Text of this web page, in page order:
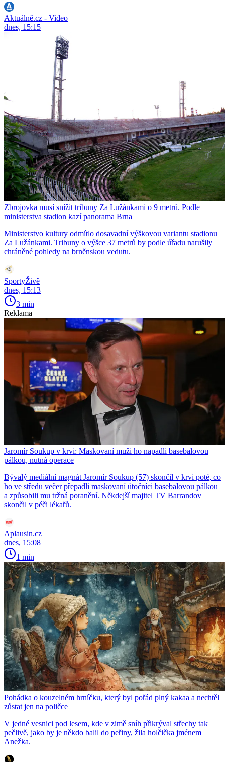
Aktuálně.cz - Video
dnes, 15:15
Zbrojovka musí snížit tribuny Za Lužánkami o 9 metrů. Podle
ministerstva stadion kazí panorama Brna
Ministerstvo kultury odmítlo dosavadní výškovou variantu stadionu
Za Lužánkami. Tribuny o výšce 37 metrů by podle úřadu narušily
chráněné pohledy na brněnskou vedutu.
SportyŽivě
dnes, 15:13
3 min
Reklama
Jaromír Soukup v krvi: Maskovaní muži ho napadli basebalovou
pálkou, nutná operace
Bývalý mediální magnát Jaromír Soukup (57) skončil v krvi poté, co
ho ve středu večer přepadli maskovaní útočníci basebalovou pálkou
a způsobili mu tržná poranění. Někdejší majitel TV Barrandov
skončil v péči lékařů.
Aplausin.cz
dnes, 15:08
1 min
Pohádka o kouzelném hrníčku, který byl pořád plný kakaa a nechtěl
zůstat jen na poličce
V jedné vesnici pod lesem, kde v zimě sníh přikrýval střechy tak
pečlivě, jako by je někdo balil do peřiny, žila holčička jménem
Anežka.